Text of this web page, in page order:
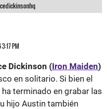
PM
Dickinson (Iron Maiden)
en solitario. Si bien el
terminado en grabar las
hijo Austin también